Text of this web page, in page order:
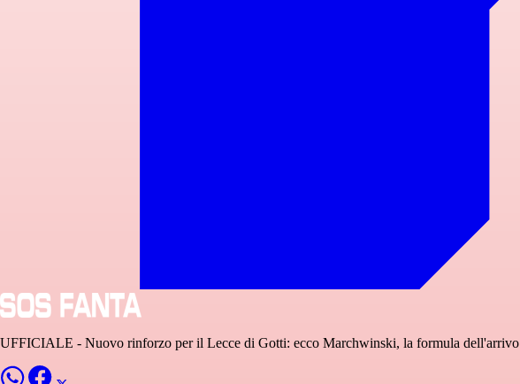
UFFICIALE - Nuovo rinforzo per il Lecce di Gotti: ecco Marchwinski, la formula dell'arrivo